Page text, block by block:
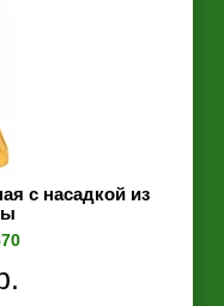
с насадкой из